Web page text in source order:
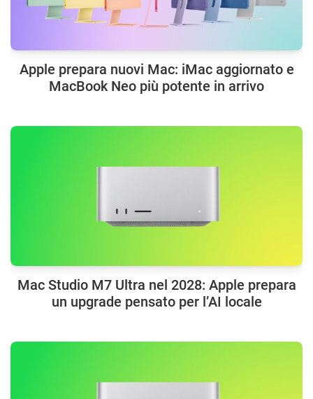
Apple prepara nuovi Mac: iMac aggiornato e
MacBook Neo più potente in arrivo
Mac Studio M7 Ultra nel 2028: Apple prepara
un upgrade pensato per l’AI locale